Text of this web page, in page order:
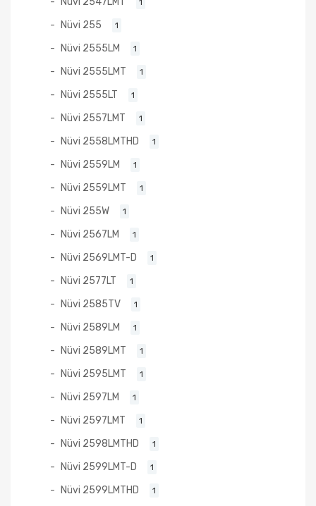
Nüvi 255 1
Nüvi 2555LM 1
Nüvi 2555LMT 1
Nüvi 2555LT 1
Nüvi 2557LMT 1
Nüvi 2558LMTHD 1
Nüvi 2559LM 1
Nüvi 2559LMT 1
Nüvi 255W 1
Nüvi 2567LM 1
Nüvi 2569LMT-D 1
Nüvi 2577LT 1
Nüvi 2585TV 1
Nüvi 2589LM 1
Nüvi 2589LMT 1
Nüvi 2595LMT 1
Nüvi 2597LM 1
Nüvi 2597LMT 1
Nüvi 2598LMTHD 1
Nüvi 2599LMT-D 1
Nüvi 2599LMTHD 1